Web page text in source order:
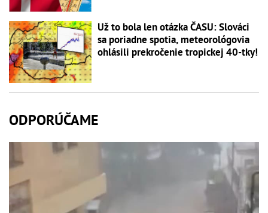
Už to bola len otázka ČASU: Slováci
sa poriadne spotia, meteorológovia
ohlásili prekročenie tropickej 40-tky!
ODPORÚČAME